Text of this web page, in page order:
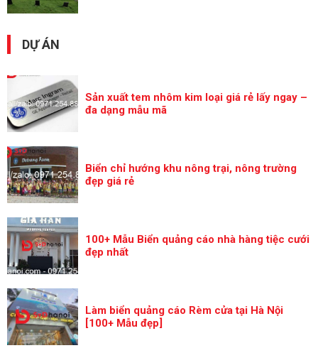
DỰ ÁN
Sản xuất tem nhôm kim loại giá rẻ lấy ngay –
đa dạng mẫu mã
Biển chỉ hướng khu nông trại, nông trường
đẹp giá rẻ
100+ Mẫu Biển quảng cáo nhà hàng tiệc cưới
đẹp nhất
Làm biển quảng cáo Rèm cửa tại Hà Nội
[100+ Mẫu đẹp]